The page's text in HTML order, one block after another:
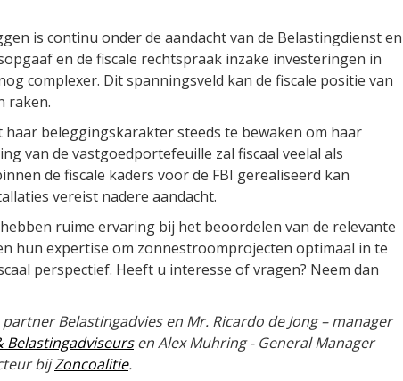
is continu onder de aandacht van de Belastingdienst en
en de fiscale rechtspraak inzake investeringen in
complexer. Dit spanningsveld kan de fiscale positie van
raken.
haar beleggingskarakter steeds te bewaken om haar
van de vastgoedportefeuille zal fiscaal veelal als
de fiscale kaders voor de FBI gerealiseerd kan
vereist nadere aandacht.
ruime ervaring bij het beoordelen van de relevante
hun expertise om zonnestroomprojecten optimaal in te
perspectief. Heeft u interesse of vragen? Neem dan
Belastingadvies en Mr. Ricardo de Jong – manager
Belastingadviseursen Alex Muhring - General Manager
bijZoncoalitie.